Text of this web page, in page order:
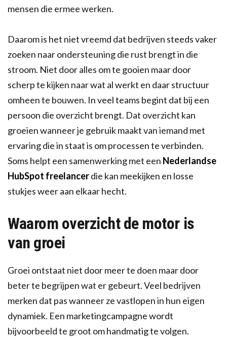
mensen die ermee werken.
Daarom is het niet vreemd dat bedrijven steeds vaker
zoeken naar ondersteuning die rust brengt in die
stroom. Niet door alles om te gooien maar door
scherp te kijken naar wat al werkt en daar structuur
omheen te bouwen. In veel teams begint dat bij een
persoon die overzicht brengt. Dat overzicht kan
groeien wanneer je gebruik maakt van iemand met
ervaring die in staat is om processen te verbinden.
Soms helpt een samenwerking met een Nederlandse
HubSpot freelancerdie kan meekijken en losse
stukjes weer aan elkaar hecht.
Waarom overzicht de motor is
van groei
Groei ontstaat niet door meer te doen maar door
beter te begrijpen wat er gebeurt. Veel bedrijven
merken dat pas wanneer ze vastlopen in hun eigen
dynamiek. Een marketingcampagne wordt
bijvoorbeeld te groot om handmatig te volgen.